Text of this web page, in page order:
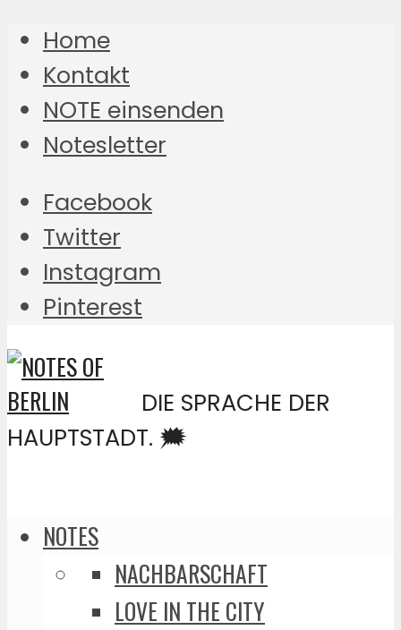
Home
Kontakt
NOTE einsenden
Notesletter
Facebook
Twitter
Instagram
Pinterest
DIE SPRACHE DER
HAUPTSTADT. 🗯️
NOTES
NACHBARSCHAFT
LOVE IN THE CITY